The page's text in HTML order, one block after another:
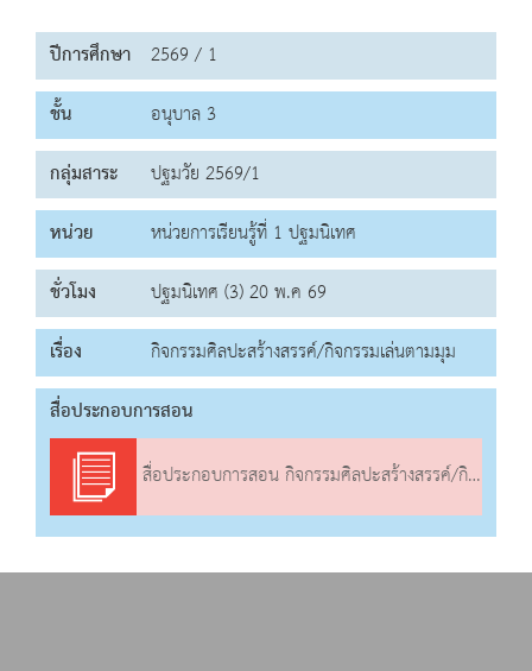
ปีการศึกษา 2569 / 1
ชั้น
อนุบาล 3
กลุ่มสาระ
ปฐมวัย 2569/1
หน่วย
หน่วยการเรียนรู้ที่ 1 ปฐมนิเทศ
ชั่วโมง
ปฐมนิเทศ (3) 20 พ.ค 69
เรื่อง
กิจกรรมศิลปะสร้างสรรค์/กิจกรรมเล่นตามมุม
สื่อประกอบการสอน
สื่อประกอบการสอน กิจกรรมศิลปะสร้างสรรค์/กิจกรรมเล่นตามมุม